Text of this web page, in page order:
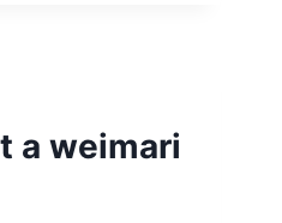
a weimari